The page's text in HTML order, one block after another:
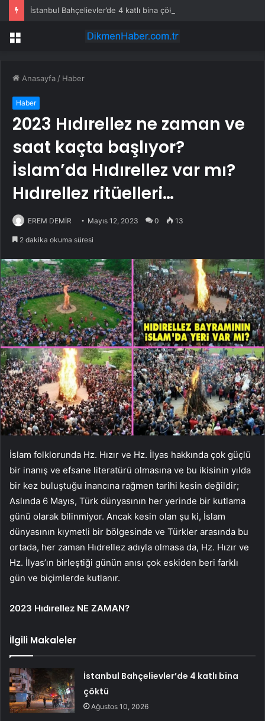
İstanbul Bahçelievler’de 4 katlı bina çöktü
Menü
Anasayfa / Haber
Haber
2023 Hıdırellez ne zaman ve
saat kaçta başlıyor?
İslam’da Hıdırellez var mı?
Hıdırellez ritüelleri…
EREM DEMİR Mayıs 12, 2023 0 13
2 dakika okuma süresi
İslam folklorunda Hz. Hızır ve Hz. İlyas hakkında çok güçlü
bir inanış ve efsane literatürü olmasına ve bu ikisinin yılda
bir kez buluştuğu inancına rağmen tarihi kesin değildir;
Aslında 6 Mayıs, Türk dünyasının her yerinde bir kutlama
günü olarak bilinmiyor. Ancak kesin olan şu ki, İslam
dünyasının kıymetli bir bölgesinde ve Türkler arasında bu
ortada, her zaman Hıdrellez adıyla olmasa da, Hz. Hızır ve
Hz. İlyas’ın birleştiği günün anısı çok eskiden beri farklı
gün ve biçimlerde kutlanır.
2023 Hıdırellez NE ZAMAN?
İlgili Makaleler
İstanbul Bahçelievler’de 4 katlı bina
çöktü
Ağustos 10, 2026